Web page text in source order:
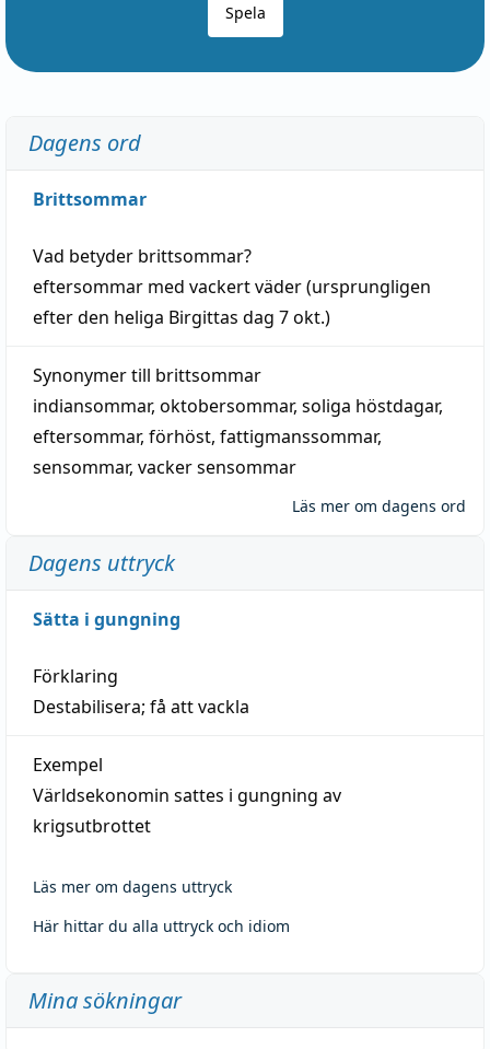
Spela
Dagens ord
Brittsommar
Vad betyder brittsommar?
eftersommar med vackertväder(ursprungligen
efter den heliga Birgittas dag 7 okt.)
Synonymer till brittsommar
indiansommar, oktobersommar, soliga höstdagar,
eftersommar, förhöst, fattigmanssommar,
sensommar, vacker sensommar
Läs mer om dagens ord
Dagens uttryck
Sätta i gungning
Förklaring
Destabilisera; få att vackla
Exempel
Världsekonomin sattes i gungning av
krigsutbrottet
Läs mer om dagens uttryck
Här hittar du alla uttryck och idiom
Mina sökningar